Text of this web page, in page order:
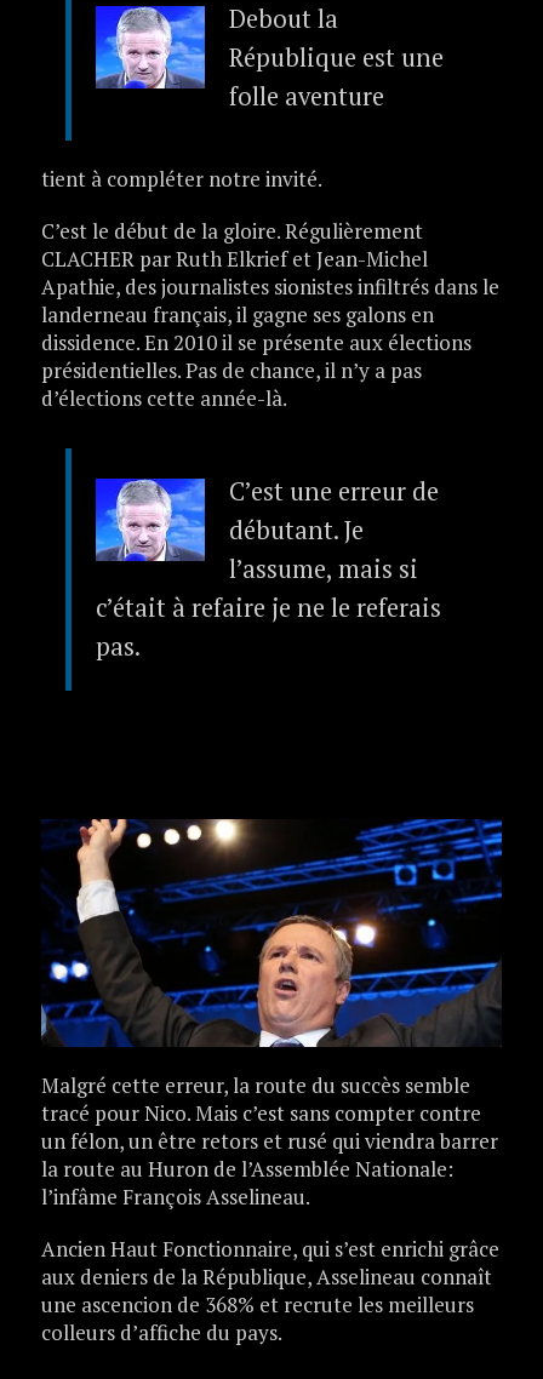
Debout la
République est une
folle aventure
tient à compléter notre invité.
C’est le début de la gloire. Régulièrement
CLACHER par Ruth Elkrief et Jean-Michel
Apathie, des journalistes sionistes infiltrés dans le
landerneau français, il gagne ses galons en
dissidence. En 2010 il se présente aux élections
présidentielles. Pas de chance, il n’y a pas
d’élections cette année-là.
C’est une erreur de
débutant. Je
l’assume, mais si
c’était à refaire je ne le referais
pas.
Malgré cette erreur, la route du succès semble
tracé pour Nico. Mais c’est sans compter contre
un félon, un être retors et rusé qui viendra barrer
la route au Huron de l’Assemblée Nationale:
l’infâme François Asselineau.
Ancien Haut Fonctionnaire, qui s’est enrichi grâce
aux deniers de la République, Asselineau connaît
une ascencion de 368% et recrute les meilleurs
colleurs d’affiche du pays.